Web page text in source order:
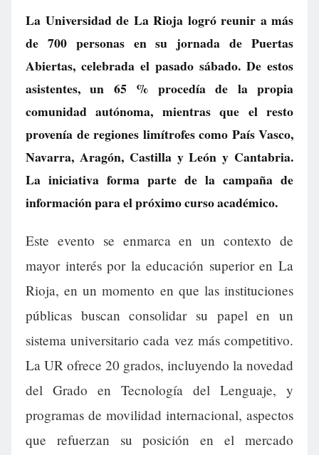
La Universidad de La Rioja logró reunir a más
de 700 personas en su jornada de Puertas
Abiertas, celebrada el pasado sábado. De estos
asistentes, un 65 % procedía de la propia
comunidad autónoma, mientras que el resto
provenía de regiones limítrofes como País Vasco,
Navarra, Aragón, Castilla y León y Cantabria.
La iniciativa forma parte de la campaña de
información para el próximo curso académico.
Este evento se enmarca en un contexto de
mayor interés por la educación superior en La
Rioja, en un momento en que las instituciones
públicas buscan consolidar su papel en un
sistema universitario cada vez más competitivo.
La UR ofrece 20 grados, incluyendo la novedad
del Grado en Tecnología del Lenguaje, y
programas de movilidad internacional, aspectos
que refuerzan su posición en el mercado